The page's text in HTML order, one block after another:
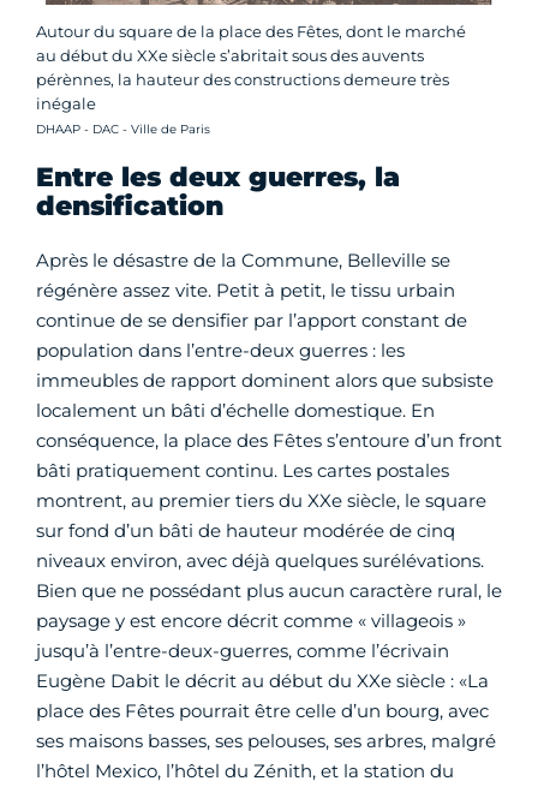
Autour du square de la place des Fêtes, dont le marché
au début du XXe siècle s’abritait sous des auvents
pérènnes, la hauteur des constructions demeure très
inégale
Crédit photo :
DHAAP - DAC - Ville de Paris
Entre les deux guerres, la
densification
Après le désastre de la Commune, Belleville se
régénère assez vite. Petit à petit, le tissu urbain
continue de se densifier par l’apport constant de
population dans l’entre-deux guerres : les
immeubles de rapport dominent alors que subsiste
localement un bâti d’échelle domestique. En
conséquence, la place des Fêtes s’entoure d’un front
bâti pratiquement continu. Les cartes postales
montrent, au premier tiers du XXe siècle, le square
sur fond d’un bâti de hauteur modérée de cinq
niveaux environ, avec déjà quelques surélévations.
Bien que ne possédant plus aucun caractère rural, le
paysage y est encore décrit comme « villageois »
jusqu’à l’entre-deux-guerres, comme l’écrivain
Eugène Dabit le décrit au début du XXe siècle : «La
place des Fêtes pourrait être celle d’un bourg, avec
ses maisons basses, ses pelouses, ses arbres, malgré
l’hôtel Mexico, l’hôtel du Zénith, et la station du